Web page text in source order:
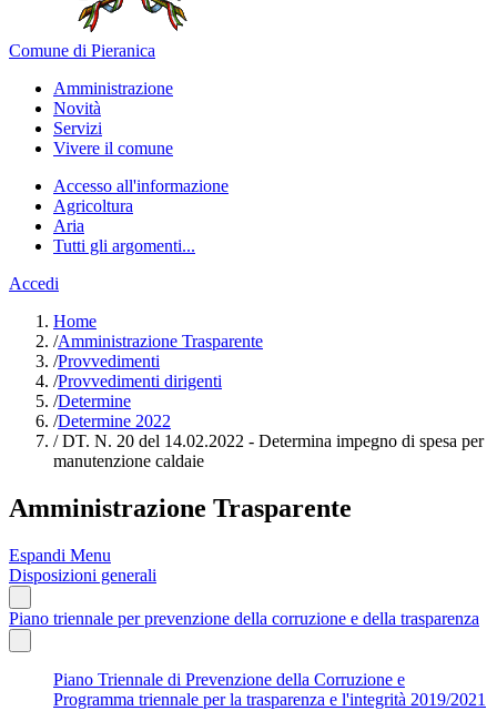
Comune di Pieranica
Amministrazione
Novità
Servizi
Vivere il comune
Accesso all'informazione
Agricoltura
Aria
Tutti gli argomenti...
Accedi
Home
/Amministrazione Trasparente
/Provvedimenti
/Provvedimenti dirigenti
/Determine
/Determine 2022
/DT. N. 20 del 14.02.2022 - Determina impegno di spesa per
manutenzione caldaie
Amministrazione Trasparente
Espandi Menu
Disposizioni generali
Piano triennale per prevenzione della corruzione e della trasparenza
Piano Triennale di Prevenzione della Corruzione e
Programma triennale per la trasparenza e l'integrità 2019/2021